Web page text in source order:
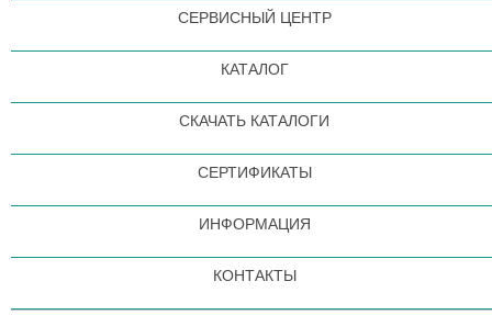
СЕРВИСНЫЙ ЦЕНТР
КАТАЛОГ
СКАЧАТЬ КАТАЛОГИ
СЕРТИФИКАТЫ
ИНФОРМАЦИЯ
КОНТАКТЫ